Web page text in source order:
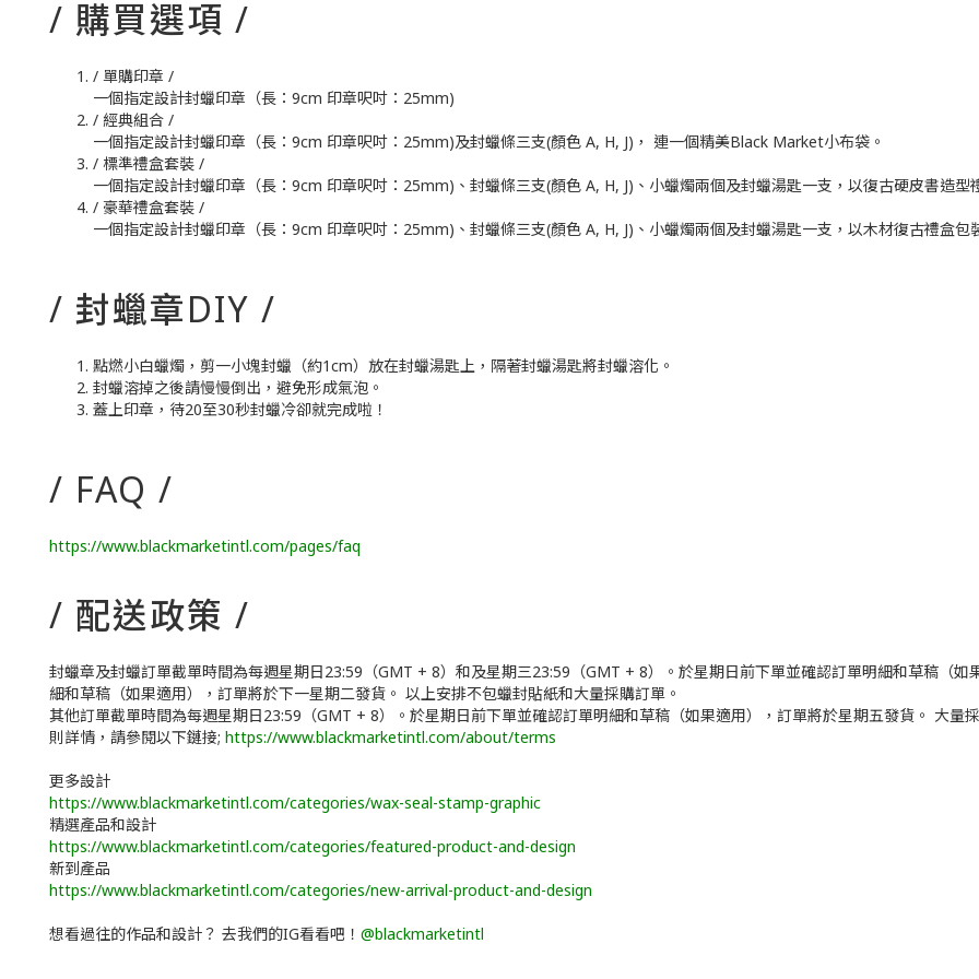
/ 購買選項 /
/ 單購印章 /
一個指定設計封蠟印章（長：9cm 印章呎吋：25mm)
/ 經典組合 /
一個指定設計封蠟印章（長：9cm 印章呎吋：25mm)及封蠟條三支(顏色 A, H, J)， 連一個精美Black Market小布袋。
/ 標準禮盒套裝 /
一個指定設計封蠟印章（長：9cm 印章呎吋：25mm)、封蠟條三支(顏色 A, H, J)、小蠟燭兩個及封蠟湯匙一支，以復古硬皮書造型
/ 豪華禮盒套裝 /
一個指定設計封蠟印章（長：9cm 印章呎吋：25mm)、封蠟條三支(顏色 A, H, J)、小蠟燭兩個及封蠟湯匙一支，以木材復古禮盒包
/ 封蠟章DIY /
點燃小白蠟燭，剪一小塊封蠟（約1cm）放在封蠟湯匙上，隔著封蠟湯匙將封蠟溶化。
封蠟溶掉之後請慢慢倒出，避免形成氣泡。
蓋上印章，待20至30秒封蠟冷卻就完成啦！
/ FAQ /
https://www.blackmarketintl.com/pages/faq
/ 配送政策 /
封蠟章及封蠟訂單截單時間為每週星期日23:59（GMT + 8）和及星期三23:59（GMT + 8）。於星期日前下單並確認訂單明細和草稿（
細和草稿（如果適用），訂單將於下一星期二發貨。 以上安排不包蠟封貼紙和大量採購訂單。
其他訂單截單時間為每週星期日23:59（GMT + 8）。於星期日前下單並確認訂單明細和草稿（如果適用），訂單將於星期五發貨。 大量
則詳情，請參閱以下鏈接; https://www.blackmarketintl.com/about/terms
更多設計
https://www.blackmarketintl.com/categories/wax-seal-stamp-graphic
精選產品和設計
https://www.blackmarketintl.com/categories/featured-product-and-design
新到產品
https://www.blackmarketintl.com/categories/new-arrival-product-and-design
想看過往的作品和設計？ 去我們的IG看看吧！ @blackmarketintl